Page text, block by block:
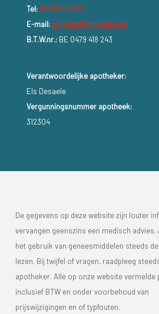
Tel: 050/82 28 83
E-mail: apotheek@dewieke.be
B.T.W.nr.:BE 0479 418 243
Verantwoordelijke apotheker:
Els Desaele
Vergunningsnummer apotheek:
312304
De gegevens op deze website zijn louter
vervangen geenszins een medisch advies.
het gebruik van geneesmiddelen steeds
lezen. Bij twijfel of vragen, raadpleeg
apotheker. Alle op onze website vermelde
inclusief BTW en onder voorbehoud van
prijswijzigingen en of typfouten.